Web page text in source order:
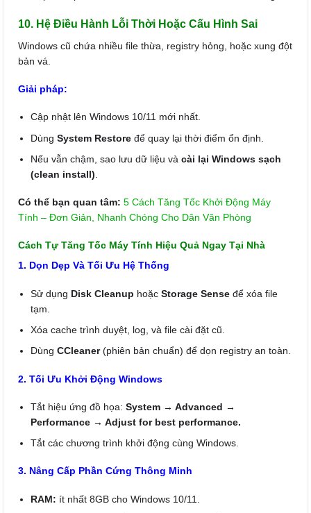
10. Hệ Điều Hành Lỗi Thời Hoặc Cấu Hình Sai
Windows cũ chứa nhiều file thừa, registry hỏng, hoặc xung đột
bản vá.
Giải pháp:
Cập nhật lên Windows 10/11 mới nhất.
DùngSystem Restore để quay lại thời điểm ổn định.
Nếu vẫn chậm, sao lưu dữ liệu vàcài lại Windows sạch
(clean install)
Có thể bạn quan tâm: 5 Cách Tăng Tốc Khởi Động Máy
Tính – Đơn Giản, Nhanh Chóng Cho Dân Văn Phòng
Cách Tự Tăng Tốc Máy Tính Hiệu Quả Ngay Tại Nhà
1. Dọn Dẹp Và Tối Ưu Hệ Thống
Sử dụng Disk Cleanup hoặcStorage Sense để xóa file
tạm.
Xóa cache trình duyệt, log, và file cài đặt cũ.
DùngCCleaner(phiên bản chuẩn) để dọn registry an toàn.
2. Tối Ưu Khởi Động Windows
Tắt hiệu ứng đồ họa:System → Advanced →
Performance → Adjust for best performance.
Tắt các chương trình khởi động cùng Windows.
3. Nâng Cấp Phần Cứng Thông Minh
RAM: ít nhất 8GB cho Windows 10/11.